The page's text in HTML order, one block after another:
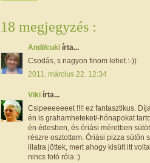
18 megjegyzés :
Andi/cuki írta...
Csodás, s nagyon finom lehet.:-))
2011. március 22. 12:34
Viki írta...
Csipeeeeeeet !!!! ez fantasztikus.
én is grahamheteket/-hónapokat
én édesben, és óriási méretben
részre osztottam. Óriási pizza sütőn
illatra jöttek, mert ahogy kisült itt
nincs fotó róla :)